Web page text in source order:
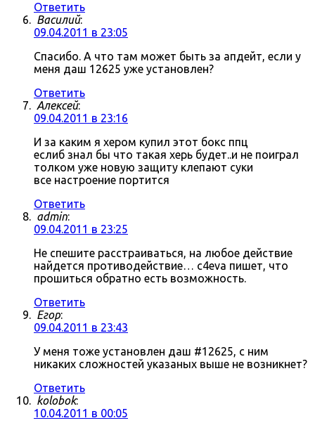
Ответить
Василий:
09.04.2011 в 23:05
Спасибо. А что там может быть за апдейт, если у
меня даш 12625 уже установлен?
Ответить
Алексей:
09.04.2011 в 23:16
И за каким я хером купил этот бокс ппц
еслиб знал бы что такая херь будет..и не поиграл
толком уже новую защиту клепают суки
все настроение портится
Ответить
admin:
09.04.2011 в 23:25
Не спешите расстраиваться, на любое действие
найдется противодействие… c4eva пишет, что
прошиться обратно есть возможность.
Ответить
Егор:
09.04.2011 в 23:43
У меня тоже установлен даш #12625, с ним
никаких сложностей указаных выше не возникнет?
Ответить
kolobok:
10.04.2011 в 00:05